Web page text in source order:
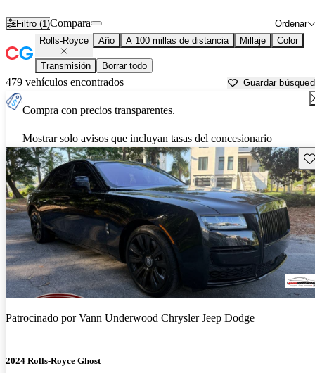
Filtro (1) Ordenar
Compara
Rolls-Royce Año A 100 millas de distancia Millaje Color
Transmisión Borrar todo
479 vehículos encontrados Guardar
Compra con precios transparentes.
Mostrar solo avisos que incluyan tasas del concesionario
Patrocinado porVann Underwood Chrysler Jeep Dodge
2024 Rolls-Royce Ghost